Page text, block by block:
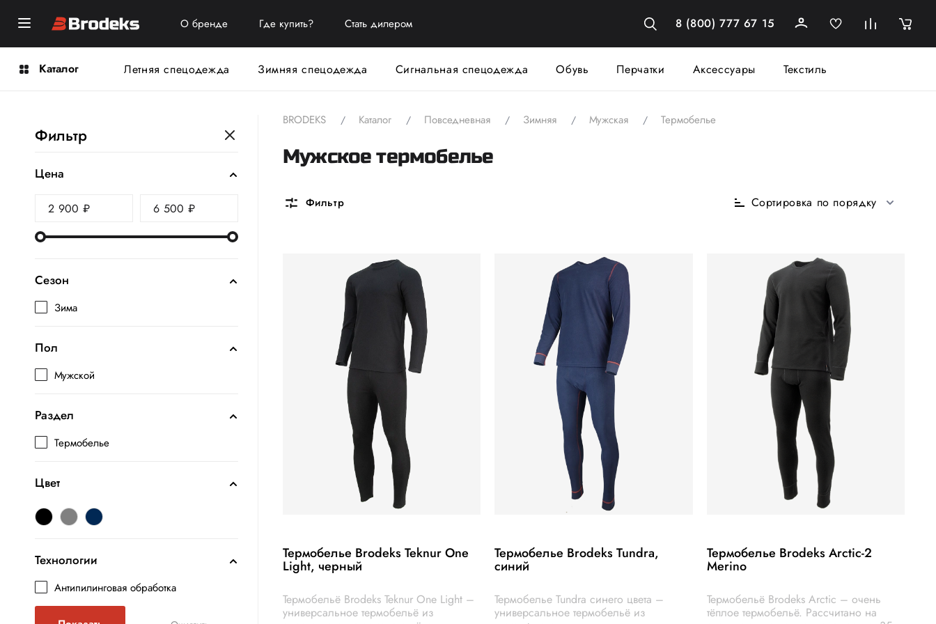
О бренде Где купить? Стать дилером 8 (800) 777 67 15
Каталог Летняя спецодежда Зимняя спецодежда Сигнальная спецодежда Обувь Перчатки Аксессуары Текстиль
Фильтр
Цена
Сезон
Зима
Пол
Мужской
Раздел
Термобелье
Цвет
Технологии
Антипилинговая обработка
BRODEKS Каталог Повседневная Зимняя Мужская Термобелье
Мужское термобелье
Фильтр Сортировка по порядку
Термобелье Brodeks Teknur One
Light, черный
Термобельё Brodeks Teknur One Light –
универсальное термобельё из
Термобелье Brodeks Tundra,
синий
Термобелье Tundra синего цвета –
универсальное термобельё из
Термобелье Brodeks Arctic-2
Merino
Термобельё Brodeks Arctic – очень
тёплое термобельё. Рассчитано на